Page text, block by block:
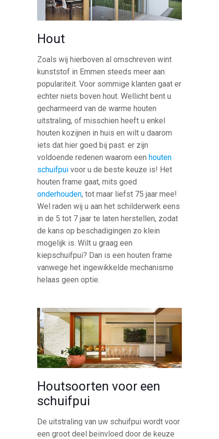
Hout
Zoals wij hierboven al omschreven wint
kunststof in Emmen steeds meer aan
populariteit. Voor sommige klanten gaat er
echter niets boven hout. Wellicht bent u
gecharmeerd van de warme houten
uitstraling, of misschien heeft u enkel
houten kozijnen in huis en wilt u daarom
iets dat hier goed bij past: er zijn
voldoende redenen waarom een houten
schuifpui voor u de beste keuze is! Het
houten frame gaat, mits goed
onderhouden, tot maar liefst 75 jaar mee!
Wel raden wij u aan het schilderwerk eens
in de 5 tot 7 jaar te laten herstellen, zodat
de kans op beschadigingen zo klein
mogelijk is. Wilt u graag een
kiepschuifpui? Dan is een houten frame
vanwege het ingewikkelde mechanisme
helaas geen optie.
Houtsoorten voor een
schuifpui
De uitstraling van uw schuifpui wordt voor
een groot deel beïnvloed door de keuze